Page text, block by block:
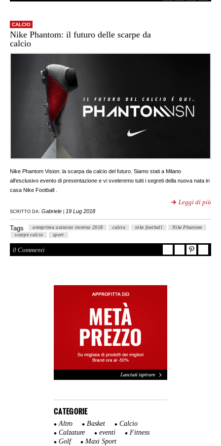
CALCIO
Nike Phantom: il futuro delle scarpe da
calcio
Nike Phantom Vision: la scarpa da calcio del futuro. Siamo stati a Milano
all’esclusivo evento di presentazione e vi sveleremo tutti i segreti della nuova nata in
casa Nike Football .
Leggi di più
SCRITTO DA: Gabriele 19 Lug 2018
Tags anteprima autunno inverno 2018 calcio nike football
Nike Phantom
scarpe calcio
sport
0 Commenti
CATEGORIE
Altro Basket
Calcio
Calzature
eventi
Fitness
Golf
Maxi Sport